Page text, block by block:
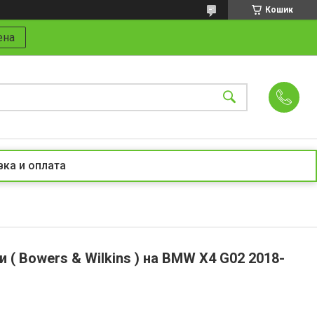
Кошик
и оплата
( Bowers & Wilkins ) на BMW X4 G02 2018-